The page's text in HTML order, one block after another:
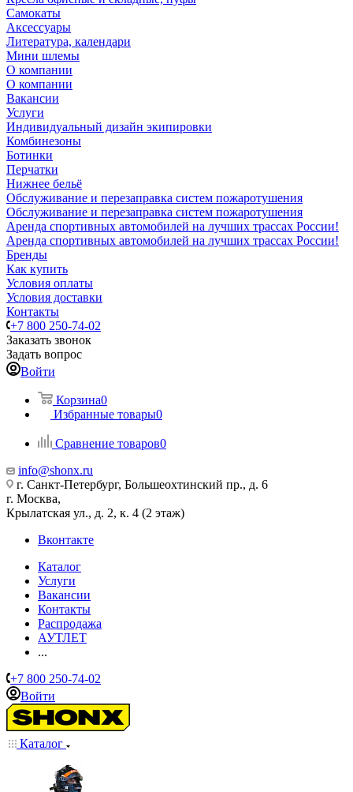
Самокаты
Аксессуары
Литература, календари
Мини шлемы
О компании
О компании
Вакансии
Услуги
Индивидуальный дизайн экипировки
Комбинезоны
Ботинки
Перчатки
Нижнее бельё
Обслуживание и перезаправка систем пожаротушения
Обслуживание и перезаправка систем пожаротушения
Аренда спортивных автомобилей на лучших трассах России!
Аренда спортивных автомобилей на лучших трассах России!
Бренды
Как купить
Условия оплаты
Условия доставки
Контакты
+7 800 250-74-02
Заказать звонок
Задать вопрос
Войти
Корзина0
Избранные товары0
Сравнение товаров0
info@shonx.ru
г. Санкт-Петербург, Большеохтинский пр., д. 6
г. Москва,
Крылатская ул., д. 2, к. 4 (2 этаж)
Вконтакте
Каталог
Услуги
Вакансии
Контакты
Распродажа
АУТЛЕТ
...
+7 800 250-74-02
Войти
Каталог